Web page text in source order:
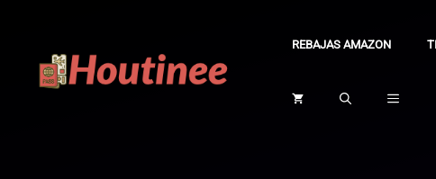
contenido
REBAJAS AMAZON